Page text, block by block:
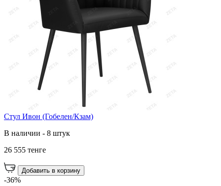
Стул Ивон (Гобелен/Кзам)
В наличии - 8 штук
26 555 тенге
Добавить в корзину
-36%